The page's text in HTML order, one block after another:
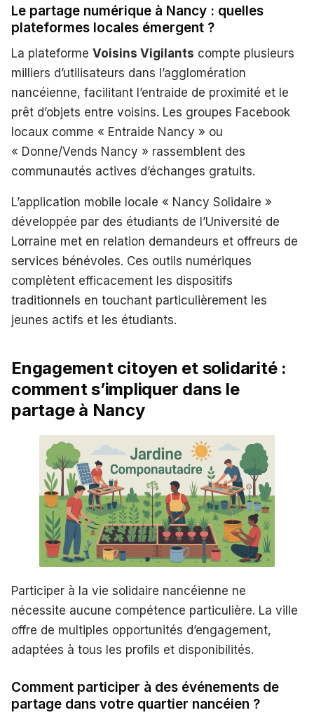
Le partage numérique à Nancy : quelles
plateformes locales émergent ?
La plateforme Voisins Vigilants compte plusieurs
milliers d’utilisateurs dans l’agglomération
nancéienne, facilitant l’entraide de proximité et le
prêt d’objets entre voisins. Les groupes Facebook
locaux comme « Entraide Nancy » ou
« Donne/Vends Nancy » rassemblent des
communautés actives d’échanges gratuits.
L’application mobile locale « Nancy Solidaire »
développée par des étudiants de l’Université de
Lorraine met en relation demandeurs et offreurs de
services bénévoles. Ces outils numériques
complètent efficacement les dispositifs
traditionnels en touchant particulièrement les
jeunes actifs et les étudiants.
Engagement citoyen et solidarité :
comment s’impliquer dans le
partage à Nancy
Participer à la vie solidaire nancéienne ne
nécessite aucune compétence particulière. La ville
offre de multiples opportunités d’engagement,
adaptées à tous les profils et disponibilités.
Comment participer à des événements de
partage dans votre quartier nancéien ?